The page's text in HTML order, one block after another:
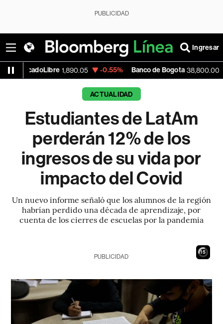
PUBLICIDAD
Ingresar
1,890.05 -0.55% Banco de Bogota 38,800.00 0.00%
ACTUALIDAD
Estudiantes de LatAm
perderán 12% de los
ingresos de su vida por
impacto del Covid
Un nuevo informe señaló que los alumnos de la región
habrían perdido una década de aprendizaje, por
cuenta de los cierres de escuelas por la pandemia
14
PUBLICIDAD